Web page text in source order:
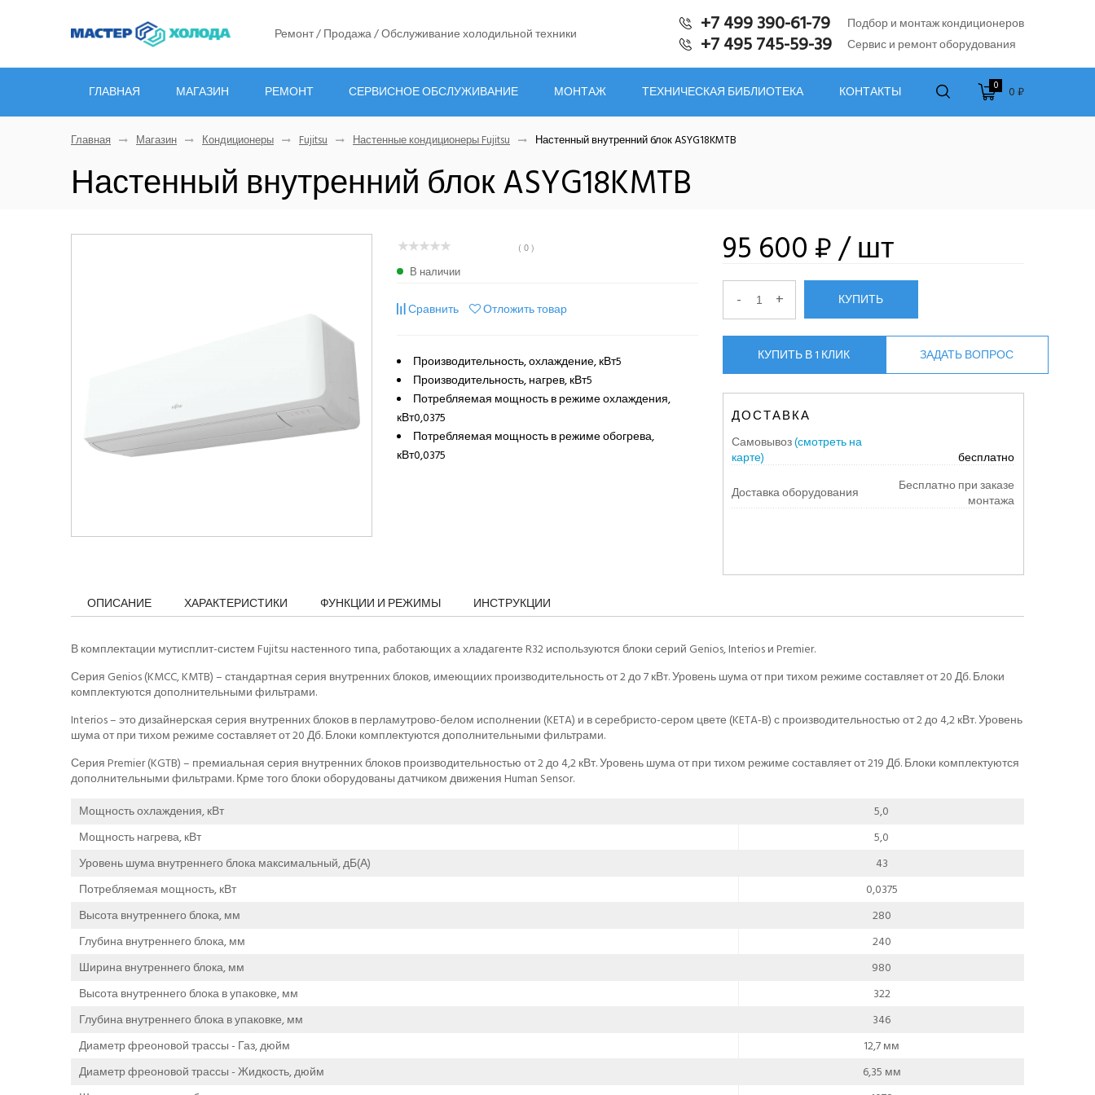
Ремонт / Продажа / Обслуживание холодильной техники +7 499 390-61-79 Подбор и монтаж кондиционеров
+7 495 745-59-39 Сервис и ремонт оборудования
ГЛАВНАЯ МАГАЗИН РЕМОНТ СЕРВИСНОЕ ОБСЛУЖИВАНИЕ МОНТАЖ ТЕХНИЧЕСКАЯ БИБЛИОТЕКА КОНТАКТЫ 0 0 ₽
Главная Магазин Кондиционеры Fujitsu Настенные кондиционеры Fujitsu Настенный внутренний блок ASYG18KMTB
Настенный внутренний блок ASYG18KMTB
( 0 )
В наличии
Сравнить Отложить товар
Производительность, охлаждение, кВт5
Производительность, нагрев, кВт5
Потребляемая мощность в режиме охлаждения,
кВт0,0375
Потребляемая мощность в режиме обогрева,
кВт0,0375
95 600 ₽/ шт
- + КУПИТЬ
КУПИТЬ В 1 КЛИК ЗАДАТЬ ВОПРОС
ДОСТАВКА
Самовывоз(смотреть на
карте)
бесплатно
Доставка оборудования
Бесплатно при заказе
монтажа
ОПИСАНИЕ ХАРАКТЕРИСТИКИ ФУНКЦИИ И РЕЖИМЫ ИНСТРУКЦИИ
В комплектации мутисплит-систем Fujitsu настенного типа, работающих а хладагенте R32 используются блоки серий Genios, Interios и Premier.
Серия Genios (KMCC, KMTB) – стандартная серия внутренних блоков, имеющиих производительность от 2 до 7 кВт. Уровень шума от при тихом режиме составляет от 20 Дб. Блоки
комплектуются дополнительными фильтрами.
Interios – это дизайнерская серия внутренних блоков в перламутрово-белом исполнении (KETA) и в серебристо-сером цвете (KETA-B) с производительностью от 2 до 4,2 кВт. Уровень
шума от при тихом режиме составляет от 20 Дб. Блоки комплектуются дополнительными фильтрами.
Серия Premier (KGTB) – премиальная серия внутренних блоков производительностью от 2 до 4,2 кВт. Уровень шума от при тихом режиме составляет от 219 Дб. Блоки комплектуются
дополнительными фильтрами. Крме того блоки оборудованы датчиком движения Human Sensor.
Мощность охлаждения, кВт
5,0
Мощность нагрева, кВт
5,0
Уровень шума внутреннего блока максимальный, дБ(А)
43
Потребляемая мощность, кВт
0,0375
Высота внутреннего блока, мм
280
Глубина внутреннего блока, мм
240
Ширина внутреннего блока, мм
980
Высота внутреннего блока в упаковке, мм
322
Глубина внутреннего блока в упаковке, мм
346
Диаметр фреоновой трассы - Газ, дюйм
12,7 мм
Диаметр фреоновой трассы - Жидкость, дюйм
6,35 мм